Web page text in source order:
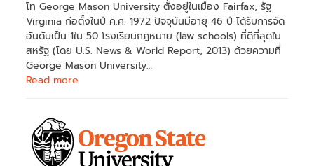
โท George Mason University ตั้งอยู่ในเมือง Fairfax, รัฐ
Virginia ก่อตั้งในปี ค.ศ. 1972 ปัจจุบันมีอายุ 46 ปี ได้รับการจัด
อันดับเป็น 1ใน 50 โรงเรียนกฎหมาย (law schools) ที่ดีที่สุดใน
สหรัฐ (โดย U.S. News & World Report, 2013) ด้วยความที่
George Mason University…
Read more